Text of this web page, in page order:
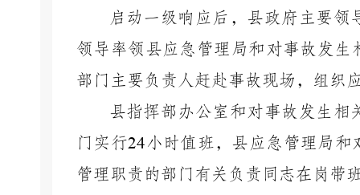
启动一级响应后，县政府主要
领导率领县应急管理局和对事故发
部门主要负责人赶赴事故现场，组织
县指挥部办公室和对事故发生
门实行24小时值班，县应急管理局
管理职责的部门有关负责同志在岗带